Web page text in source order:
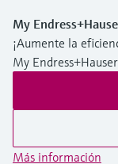
My
¡Aumente la
My
Más información